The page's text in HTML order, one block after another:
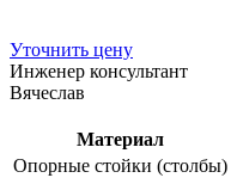
Уточнить цену
Инженер консультант
Вячеслав
Материал
Опорные стойки (столбы)